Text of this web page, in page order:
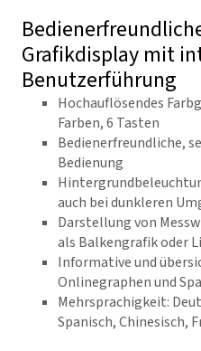
Grafikdisplay mit
Benutzerführung
Hochauflösendes
Farben, 6 Tasten
Bedienerfreundliche,
Bedienung
auch bei dunkleren
Darstellung von
als Balkengrafik oder
Informative und
Onlinegraphen und
Mehrsprachigkeit:
Spanisch, Chinesisch,